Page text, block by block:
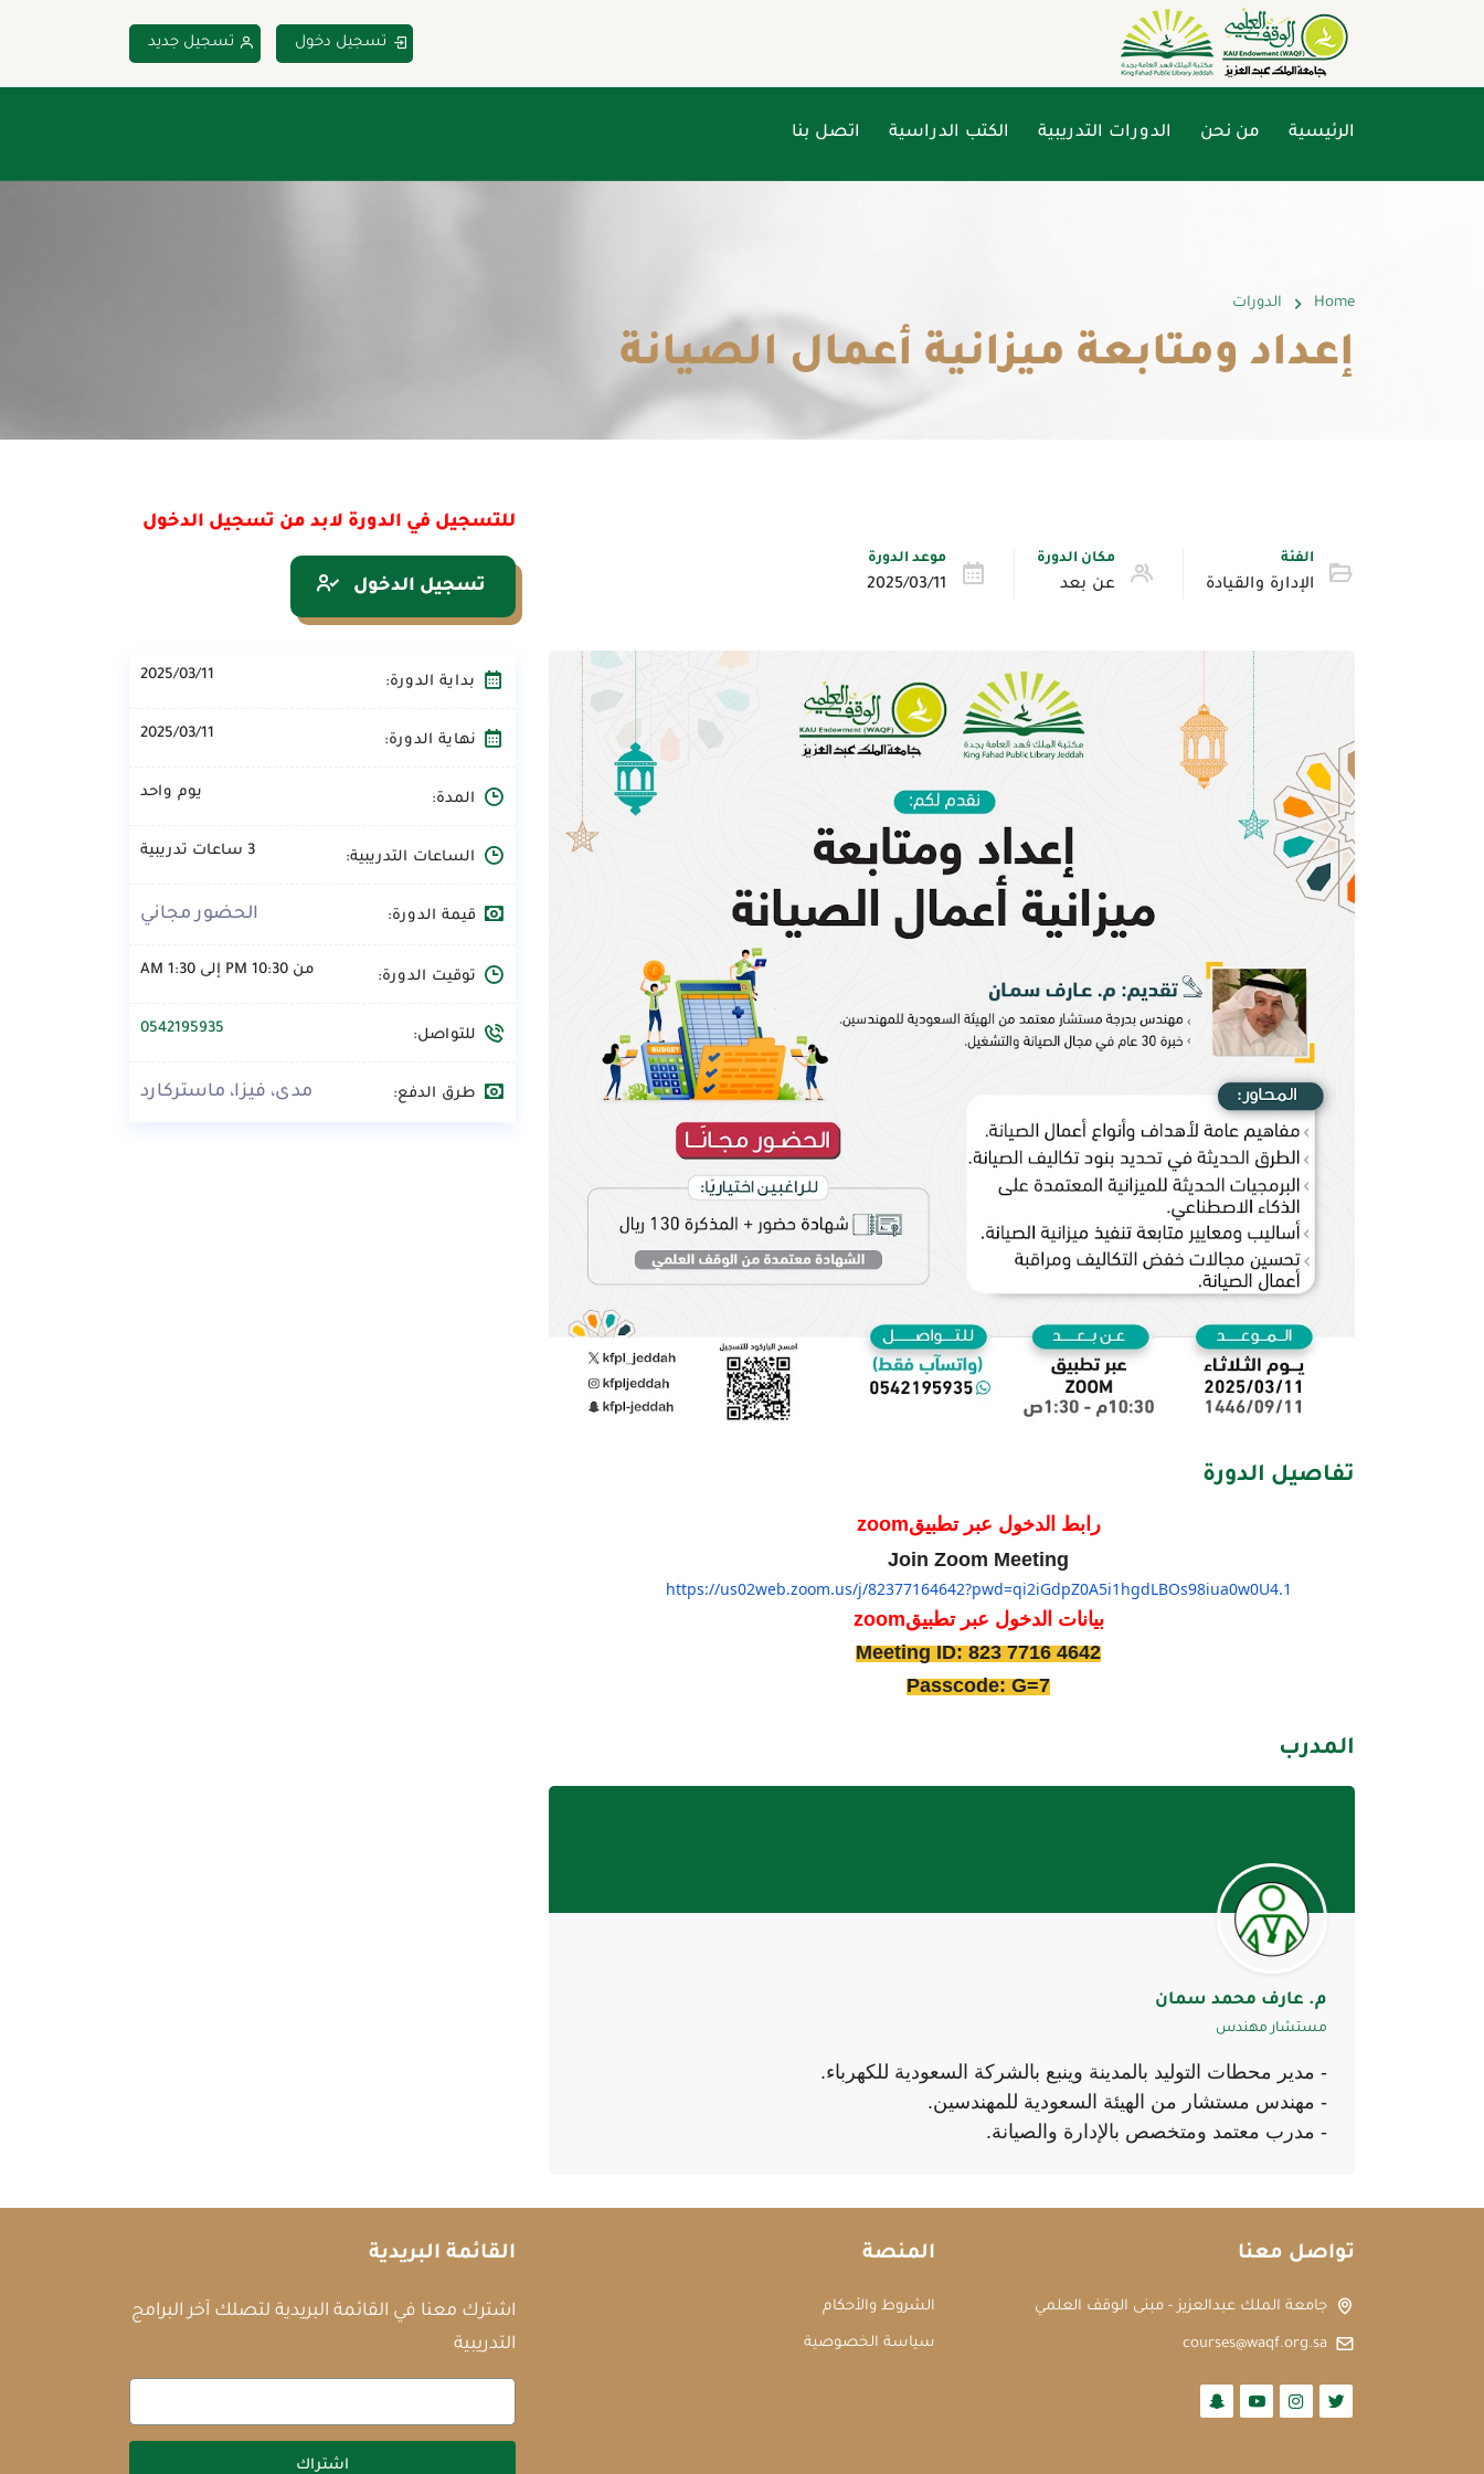
تسجيل دخول تسجيل جديد
الرئيسية من نحن الدورات التدريبية الكتب الدراسية اتصل بنا
Home الدورات
إعداد ومتابعة ميزانية أعمال الصيانة
الفئة
الإدارة والقيادة
مكان الدورة
عن بعد
موعد الدورة
2025/03/11
للتسجيل في الدورة لابد من تسجيل الدخول
تسجيل الدخول
تفاصيل الدورة
رابط الدخول عبر تطبيقzoom
Join Zoom Meeting
https://us02web.zoom.us/j/82377164642?pwd=qi2iGdpZ0A5i1hgdLBOs98iua0w0U4.1
بيانات الدخول عبر تطبيقm
zoo
Meeting ID: 823 7716 4642
Passcode: G=7
المدرب
م. عارف محمد سمان
مستشار مهندس
- مدير محطات التوليد بالمدينة وينبع بالشركة السعودية للكهرباء.
- مهندس مستشار من الهيئة السعودية للمهندسين.
- مدرب معتمد ومتخصص بالإدارة والصيانة.
بداية الدورة: 2025/03/11
نهاية الدورة: 2025/03/11
المدة: يوم واحد
الساعات التدريبية: 3 ساعات تدريبية
قيمة الدورة: الحضور مجاني
توقيت الدورة: من 10:30 PM إلى 1:30 AM
للتواصل: 0542195935
طرق الدفع: مدى، فيزا، ماستركارد
تواصل معنا
جامعة الملك عبدالعزيز - مبنى الوقف العلمي
courses@waqf.org.sa
المنصة
الشروط والأحكام
سياسة الخصوصية
القائمة البريدية
اشترك معنا في القائمة البريدية لتصلك آخر البرامج
التدريبية
اشتراك